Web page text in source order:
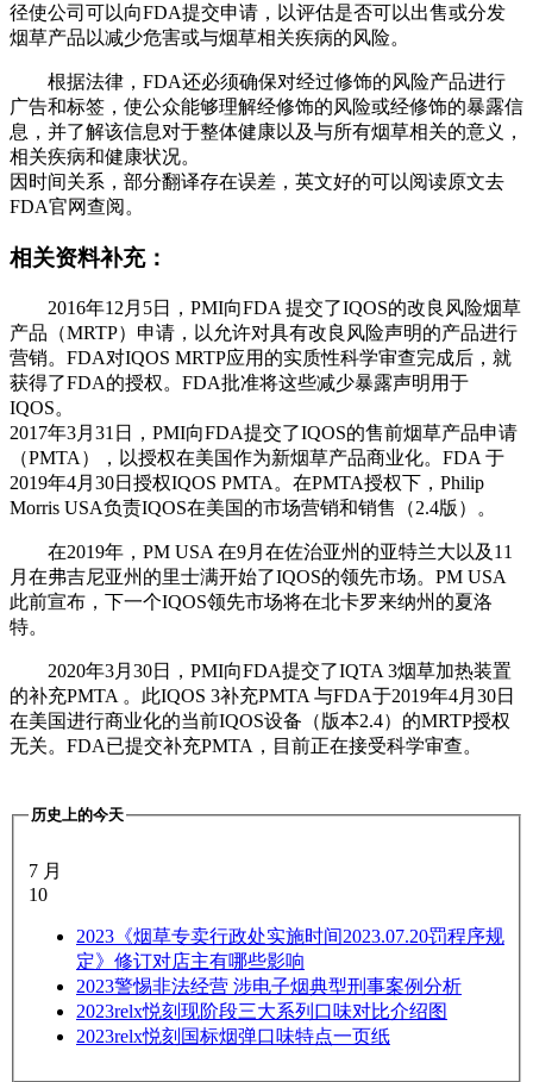
径使公司可以向FDA提交申请，以评估是否可以出售或分发
烟草产品以减少危害或与烟草相关疾病的风险。
根据法律，FDA还必须确保对经过修饰的风险产品进行
广告和标签，使公众能够理解经修饰的风险或经修饰的暴露信
息，并了解该信息对于整体健康以及与所有烟草相关的意义，
相关疾病和健康状况。
因时间关系，部分翻译存在误差，英文好的可以阅读原文去
FDA官网查阅。
相关资料补充：
2016年12月5日，PMI向FDA 提交了IQOS的改良风险烟草
产品（MRTP）申请，以允许对具有改良风险声明的产品进行
营销。FDA对IQOS MRTP应用的实质性科学审查完成后，就
获得了FDA的授权。FDA批准将这些减少暴露声明用于
IQOS。
2017年3月31日，PMI向FDA提交了IQOS的售前烟草产品申请
（PMTA），以授权在美国作为新烟草产品商业化。FDA 于
2019年4月30日授权IQOS PMTA。在PMTA授权下，Philip
Morris USA负责IQOS在美国的市场营销和销售（2.4版）。
在2019年，PM USA 在9月在佐治亚州的亚特兰大以及11
月在弗吉尼亚州的里士满开始了IQOS的领先市场。PM USA
此前宣布，下一个IQOS领先市场将在北卡罗来纳州的夏洛
特。
2020年3月30日，PMI向FDA提交了IQTA 3烟草加热装置
的补充PMTA 。此IQOS 3补充PMTA 与FDA于2019年4月30日
在美国进行商业化的当前IQOS设备（版本2.4）的MRTP授权
无关。FDA已提交补充PMTA，目前正在接受科学审查。
历史上的今天
7 月
10
2023 《烟草专卖行政处实施时间2023.07.20罚程序规
定》修订对店主有哪些影响
2023警惕非法经营 涉电子烟典型刑事案例分析
2023relx悦刻现阶段三大系列口味对比介绍图
2023relx悦刻国标烟弹口味特点一页纸